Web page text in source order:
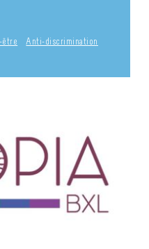
être
Anti-discrimination